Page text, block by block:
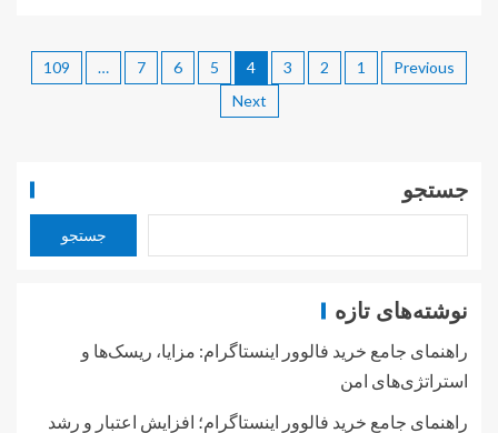
Previous
1
2
3
4
5
6
7
…
109
Next
جستجو
جستجو
نوشته‌های تازه
راهنمای جامع خرید فالوور اینستاگرام: مزایا، ریسک‌ها و
استراتژی‌های امن
راهنمای جامع خرید فالوور اینستاگرام؛ افزایش اعتبار و رشد